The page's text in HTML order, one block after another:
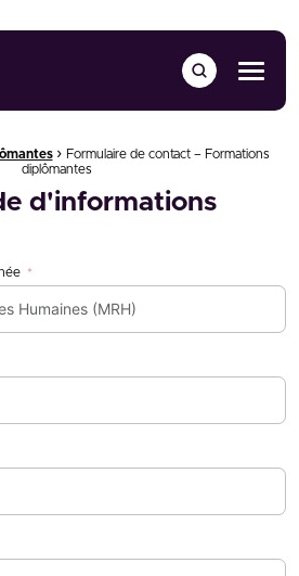
vous ressemble
Menu
› Formulaire de contact – Formations
diplômantes
d'informations